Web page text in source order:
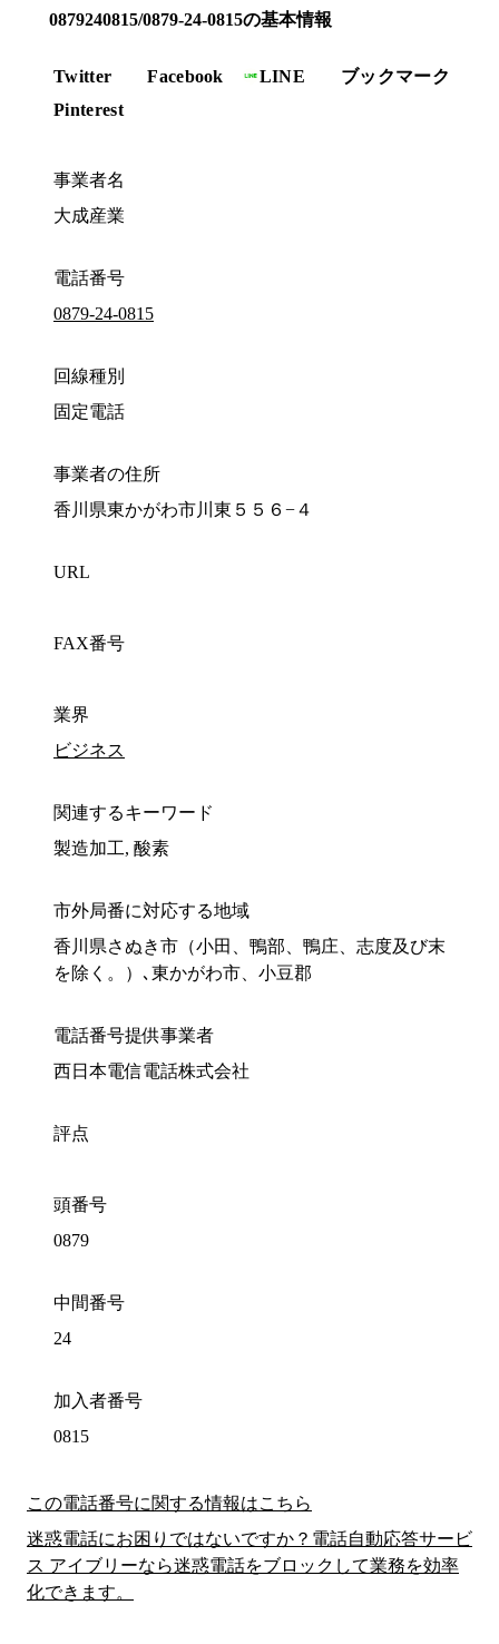
0879240815/0879-24-0815の基本情報
Twitter Facebook LINE
ブックマーク
Pinterest
事業者名
大成産業
電話番号
0879-24-0815
回線種別
固定電話
事業者の住所
香川県東かがわ市川東５５６−４
URL
FAX番号
業界
ビジネス
関連するキーワード
製造加工, 酸素
市外局番に対応する地域
香川県さぬき市（小田、鴨部、鴨庄、志度及び末
を除く。）､東かがわ市、小豆郡
電話番号提供事業者
西日本電信電話株式会社
評点
頭番号
0879
中間番号
24
加入者番号
0815
この電話番号に関する情報はこちら
迷惑電話にお困りではないですか？電話自動応答サービ
ス アイブリーなら迷惑電話をブロックして業務を効率
化できます。